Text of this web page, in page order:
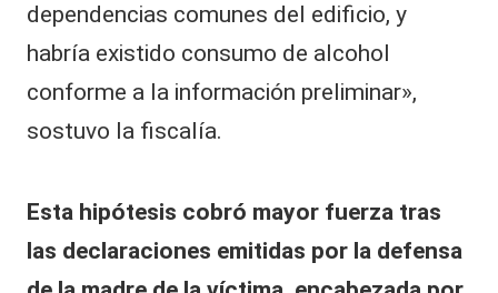
dependencias comunes del edificio, y
habría existido consumo de alcohol
conforme a la información preliminar»,
sostuvo la fiscalía.
Esta hipótesis cobró mayor fuerza tras
las declaraciones emitidas por la defensa